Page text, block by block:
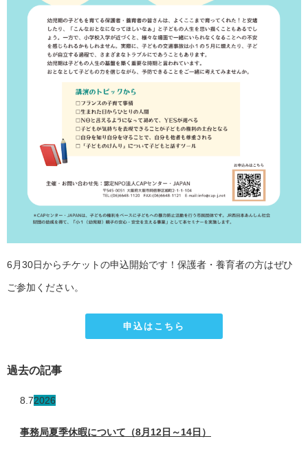
6月30日からチケットの申込開始です！保護者・養育者の方はぜひ
ご参加ください。
申込はこちら
過去の記事
8.72026
事務局夏季休暇について（8月12日～14日）